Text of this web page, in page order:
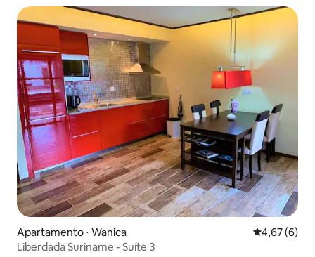
Apartamento ⋅ Wanica 4,67 de uma
4,67 (6)
Liberdada Suriname - Suíte 3